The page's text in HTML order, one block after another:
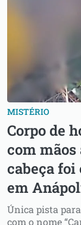
MISTÉRIO
Corpo de
com mãos
cabeça
em
Única pista
com o nome